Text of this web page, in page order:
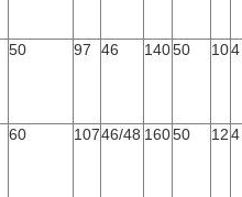
50 97 46 14050 104
60 10746/48 16050 124